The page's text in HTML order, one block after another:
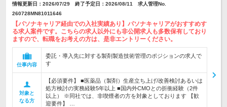
情報更新日：2026/07/29 終了予定日：2026/08/11 求人管理No.
260728MN81011646
【パソナキャリア経由での入社実績あり】パソナキャリアがおすすめす
る求人案件です。こちらの求人以外にも非公開求人も多数保有しており
ますので、転職をお考えの方は、是非エントリーください。
仕事内容
委託・導入先に対する製剤製造技術管理のポジションの求人で
す
対象と
なる方
【必須要件】 ■医薬品（製剤）生産立ち上げ/改善検討あるいは
処方検討の実務経験5年以上 ■国内外CMOとの折衝経験（2件
以上） ※同社では、非喫煙者の方を対象としております 【歓
迎要件】 …